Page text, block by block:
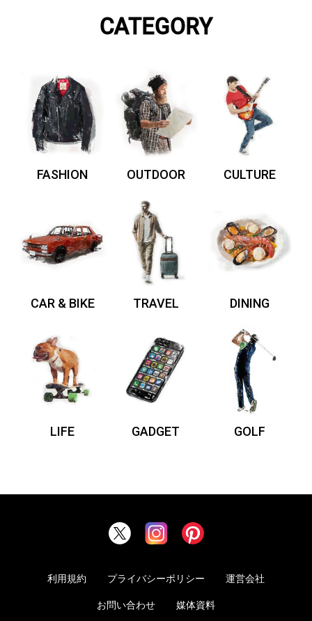
CATEGORY
FASHION OUTDOOR CULTURE
CAR & BIKE TRAVEL DINING
LIFE GADGET GOLF
利用規約 プライバシーポリシー 運営会社
お問い合わせ 媒体資料